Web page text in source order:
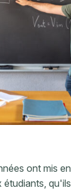
ont mis